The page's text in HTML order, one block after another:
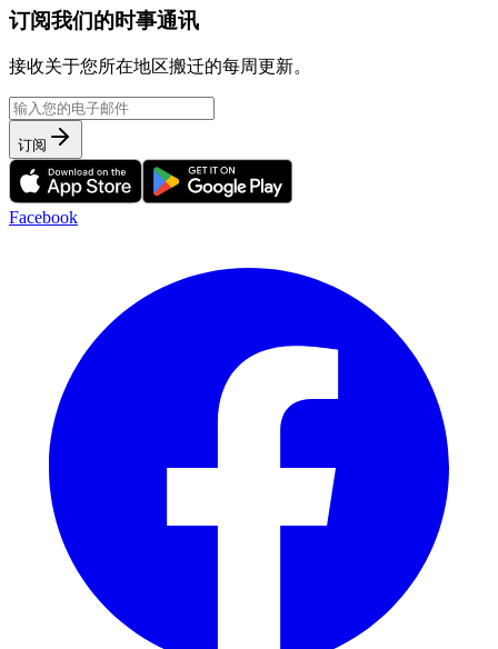
订阅我们的时事通讯
接收关于您所在地区搬迁的每周更新。
订阅
Facebook